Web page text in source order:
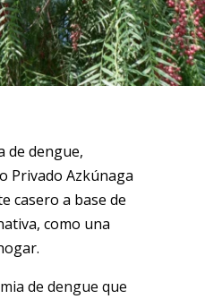
de dengue,
Privado Azkúnaga
casero a base de
como una
de dengue que